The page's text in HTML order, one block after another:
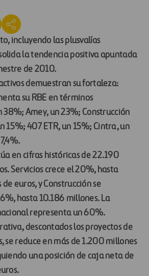
incluyendo las plusvalías
la tendencia positiva apuntada
de 2010.
demuestran su fortaleza:
su RBE en términos
38%; Amey, un 23%; Construcción
15%; 407 ETR, un 15%; Cintra, un
en cifras históricas de 22.190
Servicios crece el 20%, hasta
euros, y Construcción se
hasta 10.186 millones. La
representa un 60%.
descontados los proyectos de
se reduce en más de 1.200 millones
una posición de caja neta de